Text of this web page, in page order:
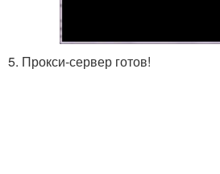
5. Прокси-сервер готов!